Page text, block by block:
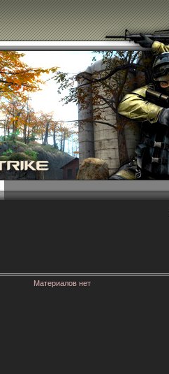
Материалов нет